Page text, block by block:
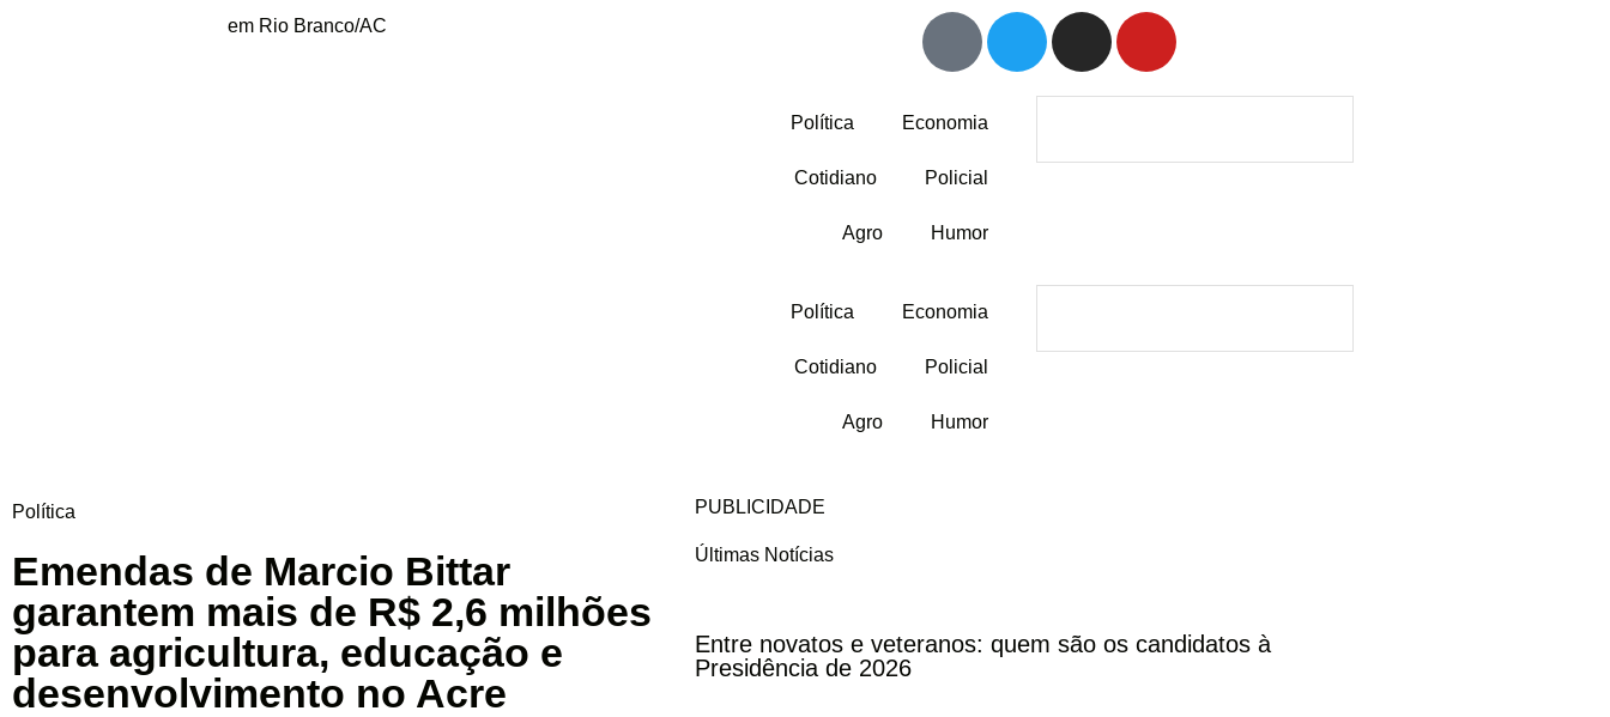
em Rio Branco/AC
Política Economia
Cotidiano Policial
Agro Humor
Política Economia
Cotidiano Policial
Agro Humor
Política
Emendas de Marcio Bittar
garantem mais de R$ 2,6 milhões
para agricultura, educação e
desenvolvimento no Acre
PUBLICIDADE
Últimas Notícias
Entre novatos e veteranos: quem são os candidatos à
Presidência de 2026